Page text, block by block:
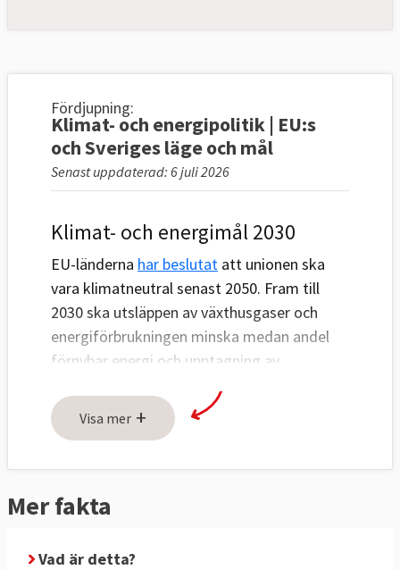
Fördjupning:
Klimat- och energipolitik | EU:s
och Sveriges läge och mål
Senast uppdaterad: 6 juli 2026
Klimat- och energimål 2030
EU-länderna har beslutat att unionen ska
vara klimatneutral senast 2050. Fram till
2030 ska utsläppen av växthusgaser och
energiförbrukningen minska medan andel
förnybar energi och upptagning av
nedan.
Utsläppen ska minska genom tre åtgärder:
handel med utsläppsrätter inom EU (ETS),
nationella åtgärder för att minska utsläppen
(ESR) och ökat upptag av växthusgaser i
Visa mer +
Mer fakta
Vad är detta?